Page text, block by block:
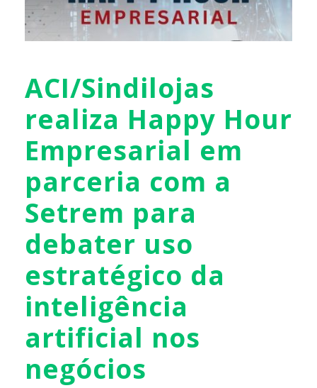
ACI/Sindilojas
realiza Happy Hour
Empresarial em
parceria com a
Setrem para
debater uso
estratégico da
inteligência
artificial nos
negócios